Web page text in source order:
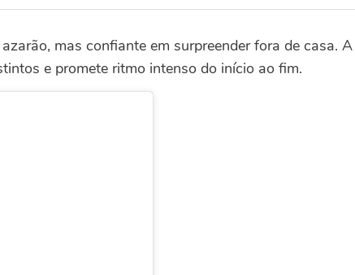
mas confiante em surpreender fora de casa. A
e promete ritmo intenso do início ao fim.